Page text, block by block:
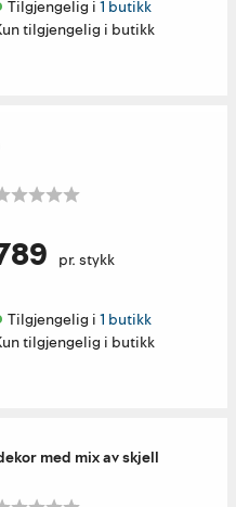
Tilgjengelig i 1 butikk
tilgjengelig i butikk
pr. stykk
Tilgjengelig i 1 butikk
tilgjengelig i butikk
med mix av skjell